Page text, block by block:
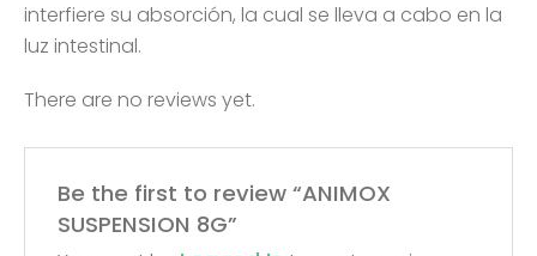
interfiere su absorción, la cual se lleva a cabo en la
luz intestinal.
There are no reviews yet.
Be the first to review “ANIMOX
SUSPENSION 8G”